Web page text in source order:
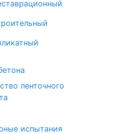
ленточного
испытания